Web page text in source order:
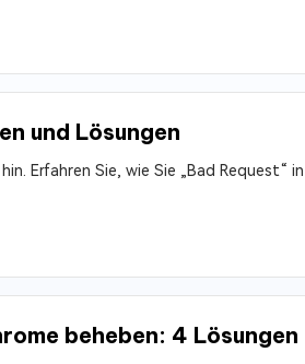
und Lösungen
Erfahren Sie, wie Sie „Bad Request“
beheben: 4 Lösungen